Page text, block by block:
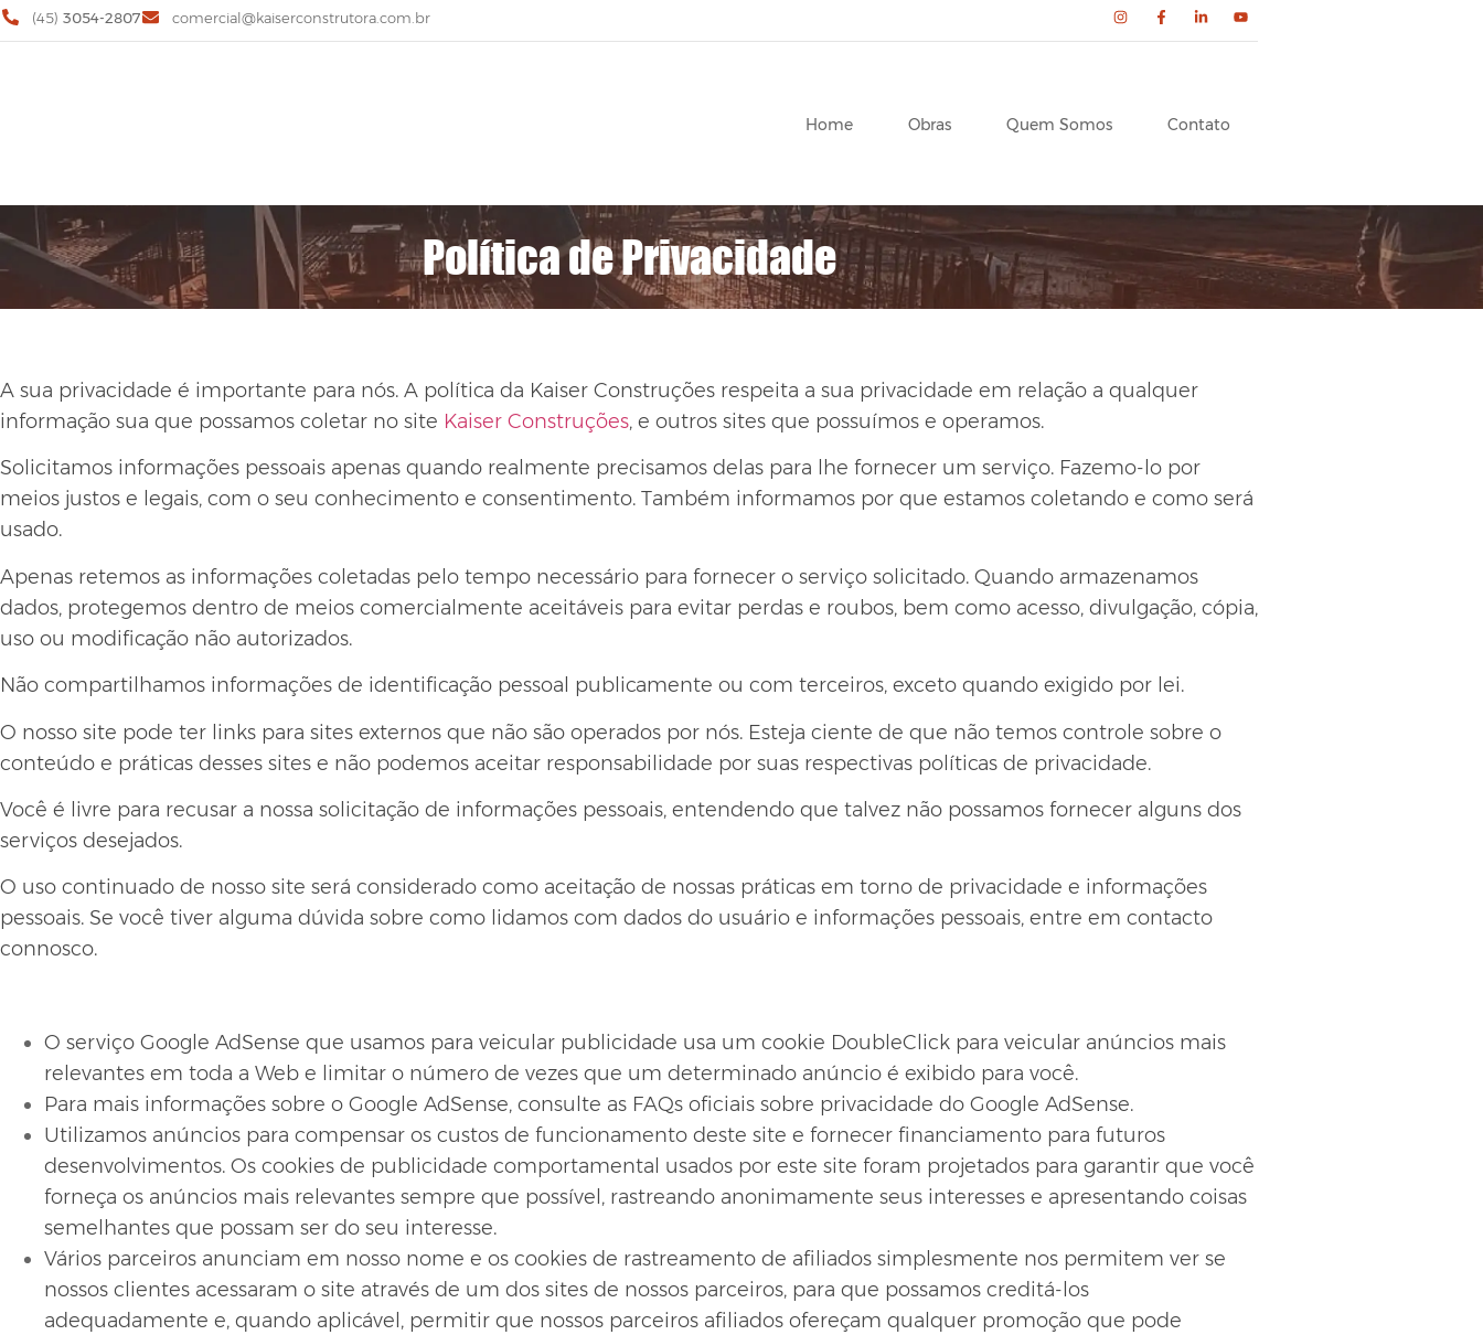
(45) 3054-2807 comercial@kaiserconstrutora.com.br
Home Obras Quem Somos Contato
Política de Privacidade
A sua privacidade é importante para nós. A política da Kaiser Construções respeita a sua privacidade em relação a qualquer
informação sua que possamos coletar no site Kaiser Construções, e outros sites que possuímos e operamos.
Solicitamos informações pessoais apenas quando realmente precisamos delas para lhe fornecer um serviço. Fazemo-lo por
meios justos e legais, com o seu conhecimento e consentimento. Também informamos por que estamos coletando e como será
usado.
Apenas retemos as informações coletadas pelo tempo necessário para fornecer o serviço solicitado. Quando armazenamos
dados, protegemos dentro de meios comercialmente aceitáveis para evitar perdas e roubos, bem como acesso, divulgação, cópia,
uso ou modificação não autorizados.
Não compartilhamos informações de identificação pessoal publicamente ou com terceiros, exceto quando exigido por lei.
O nosso site pode ter links para sites externos que não são operados por nós. Esteja ciente de que não temos controle sobre o
conteúdo e práticas desses sites e não podemos aceitar responsabilidade por suas respectivas políticas de privacidade.
Você é livre para recusar a nossa solicitação de informações pessoais, entendendo que talvez não possamos fornecer alguns dos
serviços desejados.
O uso continuado de nosso site será considerado como aceitação de nossas práticas em torno de privacidade e informações
pessoais. Se você tiver alguma dúvida sobre como lidamos com dados do usuário e informações pessoais, entre em contacto
connosco.
O serviço Google AdSense que usamos para veicular publicidade usa um cookie DoubleClick para veicular anúncios mais
relevantes em toda a Web e limitar o número de vezes que um determinado anúncio é exibido para você.
Para mais informações sobre o Google AdSense, consulte as FAQs oficiais sobre privacidade do Google AdSense.
Utilizamos anúncios para compensar os custos de funcionamento deste site e fornecer financiamento para futuros
desenvolvimentos. Os cookies de publicidade comportamental usados por este site foram projetados para garantir que você
forneça os anúncios mais relevantes sempre que possível, rastreando anonimamente seus interesses e apresentando coisas
semelhantes que possam ser do seu interesse.
Vários parceiros anunciam em nosso nome e os cookies de rastreamento de afiliados simplesmente nos permitem ver se
nossos clientes acessaram o site através de um dos sites de nossos parceiros, para que possamos creditá-los
adequadamente e, quando aplicável, permitir que nossos parceiros afiliados ofereçam qualquer promoção que pode